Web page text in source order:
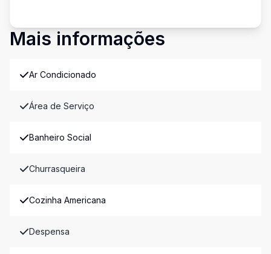
Mais informações
Ar Condicionado
Área de Serviço
Banheiro Social
Churrasqueira
Cozinha Americana
Despensa